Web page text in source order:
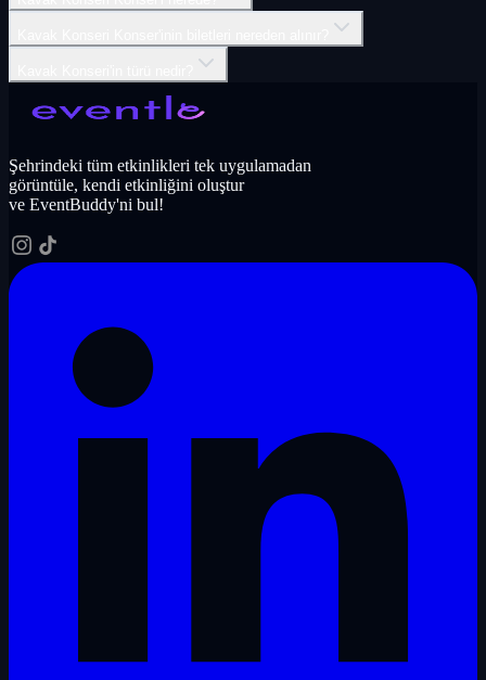
Şehrindeki tüm etkinlikleri tek uygulamadan
görüntüle, kendi etkinliğini oluştur
ve EventBuddy'ni bul!